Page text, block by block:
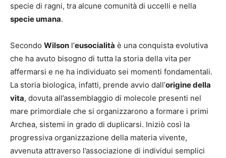
specie di ragni, tra alcune comunità di uccelli e nella
specie umana.
Secondo Wilson l’eusocialità è una conquista evolutiva
che ha avuto bisogno di tutta la storia della vita per
affermarsi e ne ha individuato sei momenti fondamentali.
La storia biologica, infatti, prende avvio dall’origine della
vita, dovuta all’assemblaggio di molecole presenti nel
mare primordiale che si organizzarono a formare i primi
Archea, sistemi in grado di duplicarsi. Iniziò così la
progressiva organizzazione della materia vivente,
avvenuta attraverso l’associazione di individui semplici